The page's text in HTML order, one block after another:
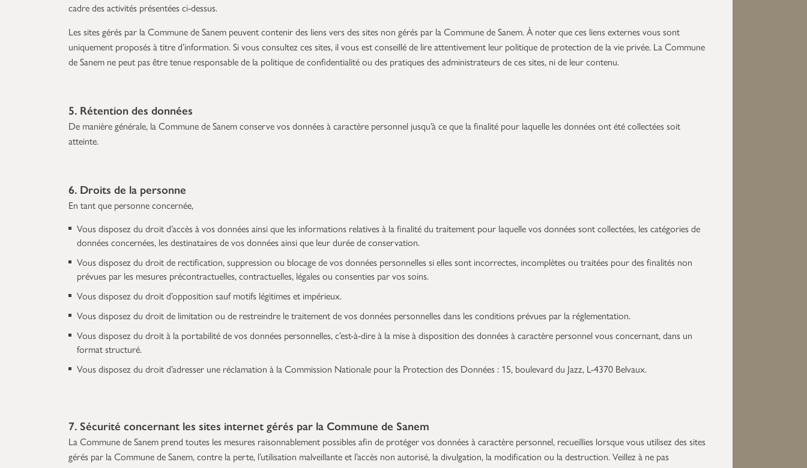
cadre des activités présentées ci-dessus.
Les sites gérés par la Commune de Sanem peuvent contenir des liens vers des sites non gérés par la Commune de Sanem. À noter que ces liens externes vous sont
uniquement proposés à titre d’information. Si vous consultez ces sites, il vous est conseillé de lire attentivement leur politique de protection de la vie privée. La Commune
de Sanem ne peut pas être tenue responsable de la politique de confidentialité ou des pratiques des administrateurs de ces sites, ni de leur contenu.
5. Rétention des données
De manière générale, la Commune de Sanem conserve vos données à caractère personnel jusqu’à ce que la finalité pour laquelle les données ont été collectées soit
atteinte.
6. Droits de la personne
En tant que personne concernée,
Vous disposez du droit d’accès à vos données ainsi que les informations relatives à la finalité du traitement pour laquelle vos données sont collectées, les catégories de
données concernées, les destinataires de vos données ainsi que leur durée de conservation.
Vous disposez du droit de rectification, suppression ou blocage de vos données personnelles si elles sont incorrectes, incomplètes ou traitées pour des finalités non
prévues par les mesures précontractuelles, contractuelles, légales ou consenties par vos soins.
Vous disposez du droit d’opposition sauf motifs légitimes et impérieux.
Vous disposez du droit de limitation ou de restreindre le traitement de vos données personnelles dans les conditions prévues par la réglementation.
Vous disposez du droit à la portabilité de vos données personnelles, c’est-à-dire à la mise à disposition des données à caractère personnel vous concernant, dans un
format structuré.
Vous disposez du droit d’adresser une réclamation à la Commission Nationale pour la Protection des Données : 15, boulevard du Jazz, L-4370 Belvaux.
7. Sécurité concernant les sites internet gérés par la Commune de Sanem
La Commune de Sanem prend toutes les mesures raisonnablement possibles afin de protéger vos données à caractère personnel, recueillies lorsque vous utilisez des sites
gérés par la Commune de Sanem, contre la perte, l’utilisation malveillante et l’accès non autorisé, la divulgation, la modification ou la destruction. Veillez à ne pas